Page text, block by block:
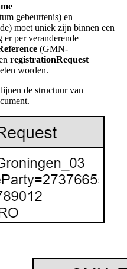
gebeurtenis) en
moet uniek zijn binnen een
per veranderende
(GMN-
registrationRequest
worden.
de structuur van